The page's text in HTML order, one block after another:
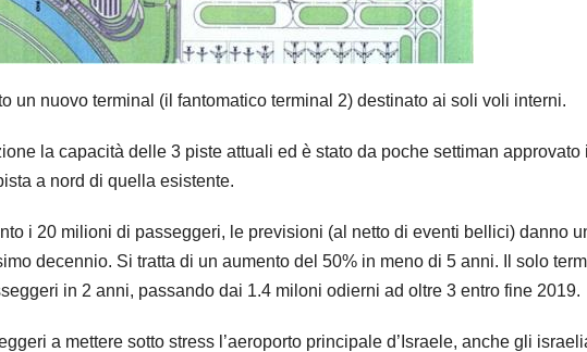
un nuovo terminal (il fantomatico terminal 2) destinato ai soli voli interni.
la capacità delle 3 piste attuali ed è stato da poche settiman approvato il
a nord di quella esistente.
i 20 milioni di passeggeri, le previsioni (al netto di eventi bellici) danno
decennio. Si tratta di un aumento del 50% in meno di 5 anni. Il solo
in 2 anni, passando dai 1.4 miloni odierni ad oltre 3 entro fine 2019.
a mettere sotto stress l’aeroporto principale d’Israele, anche gli